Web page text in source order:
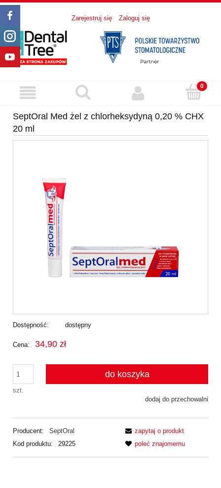
Zarejestruj się Zaloguj się
SeptOral Med żel z chlorheksydyną 0,20 % CHX
20 ml
Dostępność: dostępny
Cena: 34,90 zł
szt.
do koszyka
dodaj do przechowalni
Producent:
SeptOral
Kod produktu:
29225
zapytaj o produkt
poleć znajomemu